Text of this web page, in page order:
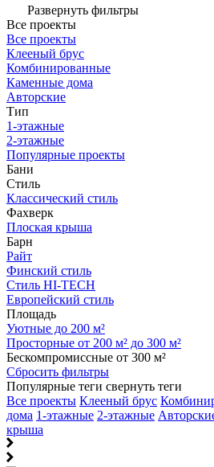
Развернуть фильтры
Все проекты
Все проекты
Клееный брус
Комбинированные
Каменные дома
Авторские
Тип
1-этажные
2-этажные
Популярные проекты
Бани
Стиль
Классический стиль
Фахверк
Плоская крыша
Барн
Райт
Финский стиль
Стиль HI-TECH
Европейский стиль
Площадь
Уютные до 200 м²
Просторные от 200 м² до 300 м²
Бескомпромиссные от 300 м²
Сбросить фильтры
Популярные теги свернуть теги
Все проекты Клееный брус
дома 1-этажные 2-этажные
крыша